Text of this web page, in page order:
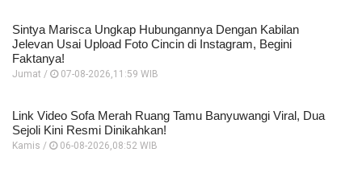
Sintya Marisca Ungkap Hubungannya Dengan Kabilan
Jelevan Usai Upload Foto Cincin di Instagram, Begini
Faktanya!
Jumat / 07-08-2026,11:59 WIB
Link Video Sofa Merah Ruang Tamu Banyuwangi Viral, Dua
Sejoli Kini Resmi Dinikahkan!
Kamis / 06-08-2026,08:52 WIB